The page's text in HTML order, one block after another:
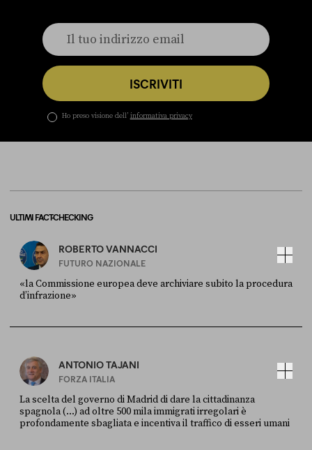
ISCRIVITI
Ho preso visione dell’ informativa privacy
ULTIMI FACT-CHECKING
ROBERTO VANNACCI
FUTURO NAZIONALE
«la Commissione europea deve archiviare subito la procedura
d’infrazione»
ANTONIO TAJANI
FORZA ITALIA
La scelta del governo di Madrid di dare la cittadinanza
spagnola (...) ad oltre 500 mila immigrati irregolari è
profondamente sbagliata e incentiva il traffico di esseri umani